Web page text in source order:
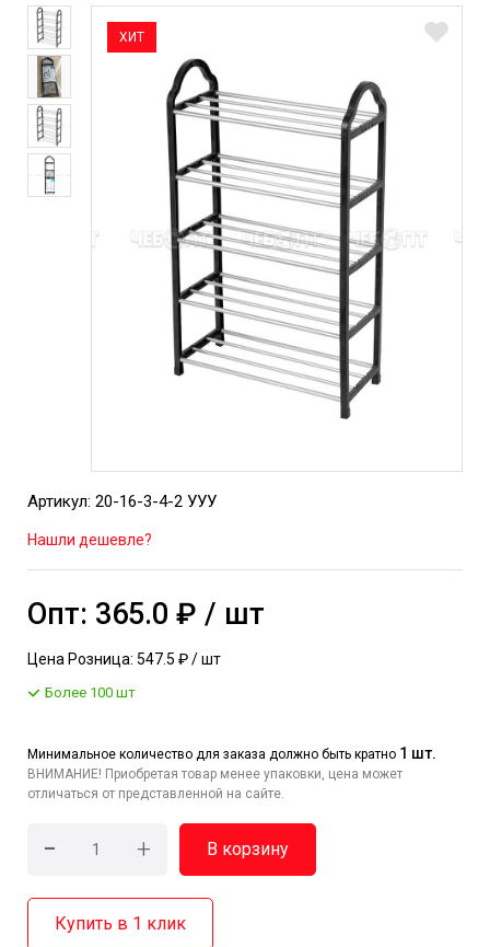
ХИТ
Артикул: 20-16-3-4-2 УУУ
Нашли дешевле?
Опт: 365.0 ₽ / шт
Цена Розница: 547.5 ₽ / шт
Более 100 шт
Минимальное количество для заказа должно быть кратно 1 шт.
ВНИМАНИЕ! Приобретая товар менее упаковки, цена может
отличаться от представленной на сайте.
- + В корзину
Купить в 1 клик